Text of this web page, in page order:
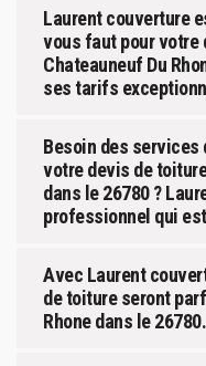
Laurent couverture
vous faut pour votre
Chateauneuf Du
ses tarifs
Besoin des
votre devis de
dans le 26780 ?
professionnel qui
Avec Laurent
de toiture seront
Rhone dans le 26780.